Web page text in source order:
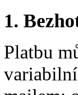
1.
Platbu